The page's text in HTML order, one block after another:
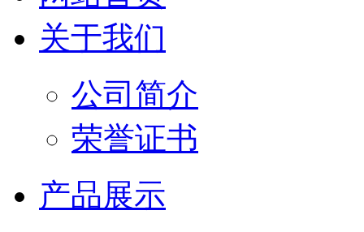
关于我们
公司简介
荣誉证书
产品展示